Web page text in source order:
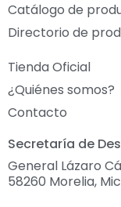
Catálogo de
Directorio de
Tienda Oficial
¿Quiénes somos?
Contacto
Secretaría de
General Lázaro
58260 Morelia,